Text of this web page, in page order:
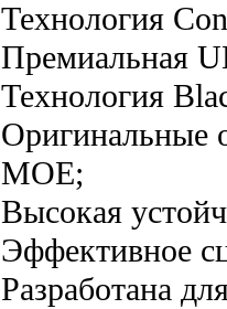
Технология
Премиальная
Технология
Оригинальные
MOE;
Высокая
Эффективное
Разработана